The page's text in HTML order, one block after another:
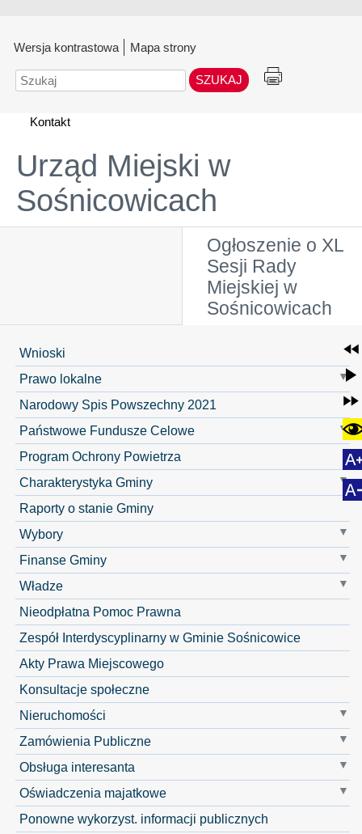
Wersja kontrastowa Mapa strony
Szukaj
Kontakt
Urząd Miejski w
Sośnicowicach
Ogłoszenie o XL
Sesji Rady
Miejskiej w
Sośnicowicach
Wnioski
Prawo lokalne
Narodowy Spis Powszechny 2021
Państwowe Fundusze Celowe
Program Ochrony Powietrza
Charakterystyka Gminy
Raporty o stanie Gminy
Wybory
Finanse Gminy
Władze
Nieodpłatna Pomoc Prawna
Zespół Interdyscyplinarny w Gminie Sośnicowice
Akty Prawa Miejscowego
Konsultacje społeczne
Nieruchomości
Zamówienia Publiczne
Obsługa interesanta
Oświadczenia majatkowe
Ponowne wykorzyst. informacji publicznych